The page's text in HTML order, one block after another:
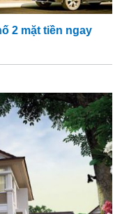
2 mặt tiền ngay